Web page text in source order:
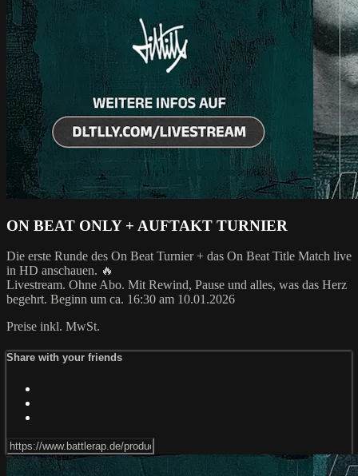
ON BEAT ONLY + AUFTAKT TURNIER
Die erste Runde des On Beat Turnier + das On Beat Title Match live
in HD anschauen. 🔥
Livestream. Ohne Abo. Mit Rewind, Pause und alles, was das Herz
begehrt. Beginn um ca. 16:30 am 10.01.2026
Preise inkl. MwSt.
Share with your friends